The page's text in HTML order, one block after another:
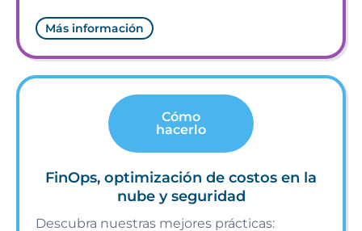
Más información
Cómo
hacerlo
FinOps, optimización de costos en la
nube y seguridad
Descubra nuestras mejores prácticas: